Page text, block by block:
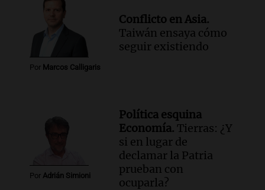
Por Marcos Calligaris
Conflicto en Asia.
Taiwán ensaya cómo
seguir existiendo
Por Adrián Simioni
Política esquina
Economía. Tierras: ¿Y
si en lugar de
declamar la Patria
prueban con
ocuparla?